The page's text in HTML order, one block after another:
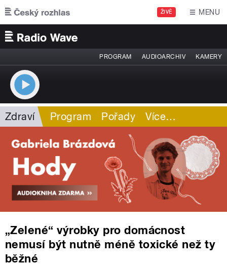
Přejít k hlavnímu obsahu
ŽIVĚ MENU
PROGRAM AUDIOARCHIV KAMERY
Zdraví Program Pořady Více…
„Zelené“ výrobky pro domácnost
nemusí být nutně méně toxické než ty
běžné